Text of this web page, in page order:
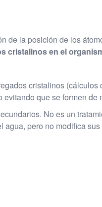
de la posición de los
cristalinos en el
cristalinos (cálculos
que se formen de
No es un
pero no modifica